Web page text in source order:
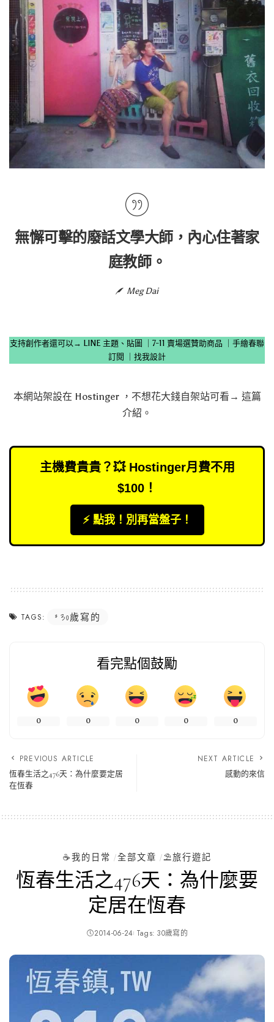
無懈可擊的廢話文學大師，內心住著家
庭教師。
Meg Dai
支持創作者還可以→ LINE 主題、貼圖 7-11 賣場選贊助商品
手繪春聯
訂閱
找我設計
本網站架設在 Hostinger，不想花大錢自架站可看→ 這篇
介紹 。
主機費貴貴？💥 Hostinger月費不用
$100！
⚡️ 點我！別再當盤子！
TAGS: 30歲寫的
看完點個鼓勵
0 0 0 0 0
PREVIOUS ARTICLE
恆春生活之476天：為什麼要定居
在恆春
NEXT ARTICLE
感動的來信
☕️我的日常 全部文章 ⛱️旅行遊記
恆春生活之476天：為什麼要
定居在恆春
2014-06-24 Tags: 30歲寫的